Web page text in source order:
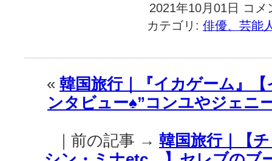
2021年10月01日
韓
国
旅
｜
ゲ
ー
界
コメ
カテゴリ: 俳優、芸能
« 韓国旅行｜『イカゲーム』
ンタビュー♠︎”コンユやジェニ
｜前の記事 → 韓国旅行｜【